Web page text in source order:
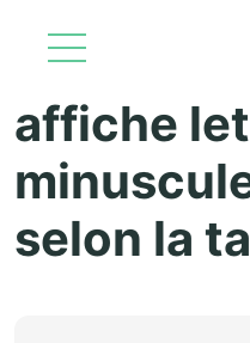
affiche
selon la